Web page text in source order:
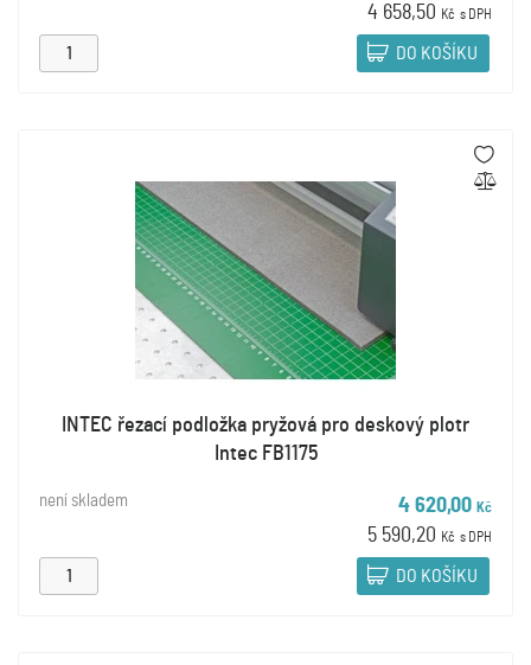
4 658,50 Kč s DPH
DO KOŠÍKU
INTEC řezací podložka pryžová pro deskový plotr
Intec FB1175
není skladem 4 620,00 Kč
5 590,20 Kč s DPH
DO KOŠÍKU